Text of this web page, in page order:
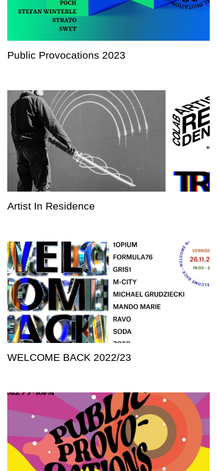
Public Provocations 2023
Artist In Residence
WELCOME BACK 2022/23